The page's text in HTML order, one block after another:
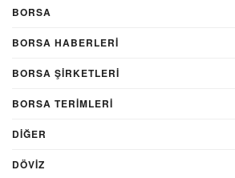
BORSA
BORSA HABERLERI
BORSA ŞIRKETLERI
BORSA TERIMLERI
DIĞER
DÖVİZ